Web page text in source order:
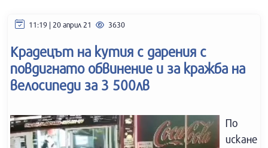
11:19 | 20 април 21 3630
Крадецът на кутия с дарения с
повдигнато обвинение и за кражба на
велосипеди за 3 500лв
По
искане